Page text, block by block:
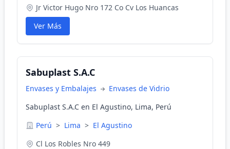
Jr Victor Hugo Nro 172 Co Cv Los Huancas
Ver Más
Sabuplast S.A.C
Envases y Embalajes
Envases de Vidrio
Sabuplast S.A.C en El Agustino, Lima, Perú
Perú > Lima > El Agustino
Cl Los Robles Nro 449